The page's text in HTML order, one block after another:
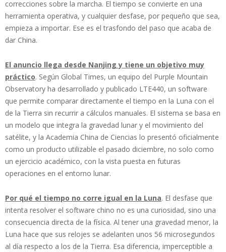
correcciones sobre la marcha. El tiempo se convierte en una
herramienta operativa, y cualquier desfase, por pequeño que sea,
empieza a importar. Ese es el trasfondo del paso que acaba de
dar China.
El anuncio llega desde Nanjing y tiene un objetivo muy
práctico. Según Global Times, un equipo del Purple Mountain
Observatory ha desarrollado y publicado LTE440, un software
que permite comparar directamente el tiempo en la Luna con el
de la Tierra sin recurrir a cálculos manuales. El sistema se basa en
un modelo que integra la gravedad lunar y el movimiento del
satélite, y la Academia China de Ciencias lo presentó oficialmente
como un producto utilizable el pasado diciembre, no solo como
un ejercicio académico, con la vista puesta en futuras
operaciones en el entorno lunar.
Por qué el tiempo no corre igual en la Luna. El desfase que
intenta resolver el software chino no es una curiosidad, sino una
consecuencia directa de la física. Al tener una gravedad menor, la
Luna hace que sus relojes se adelanten unos 56 microsegundos
al día respecto a los de la Tierra. Esa diferencia, imperceptible a